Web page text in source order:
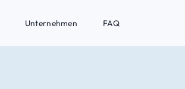
Unternehmen FAQ